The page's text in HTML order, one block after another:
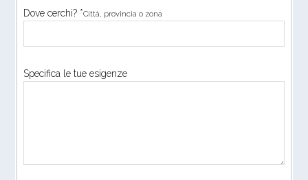
Dove cerchi? *Città, provincia o zona
Specifica le tue esigenze